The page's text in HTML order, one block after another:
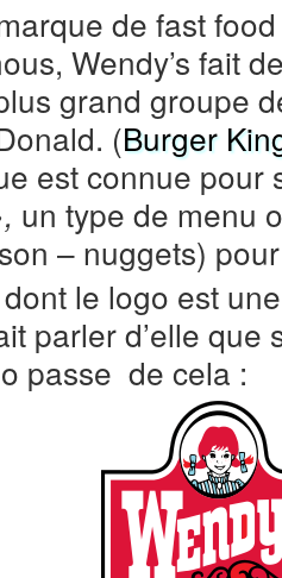
de fast
Wendy’s fait
grand groupe
(Burger
est connue pour
un type de menu
– nuggets)
le logo est
parler d’elle
passe de cela :